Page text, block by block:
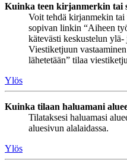
Kuinka teen kirjanmerkin tai
Voit tehdä kirjanmekin tai
sopivan linkin “Aiheen
kätevästi keskustelun ylä-
Viestiketjuun
lähetetään” tilaa
Ylös
Kuinka tilaan haluamani
Tilataksesi haluamasi
aluesivun alalaidassa.
Ylös